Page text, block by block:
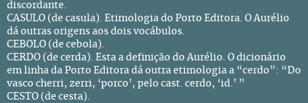
discordante.
CASULO (de casula). Etimologia do Porto Editora. O Aurélio
dá outras origens aos dois vocábulos.
CEBOLO (de cebola).
CERDO (de cerda). Esta a definição do Aurélio. O dicionário
em linha da Porto Editora dá outra etimologia a “cerdo”: “Do
vasco cherri, zerri, ‘porco’, pelo cast. cerdo, ‘id.’ ”
CESTO (de cesta).